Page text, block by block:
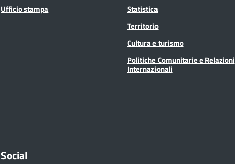
Ufficio stampa
Statistica
Territorio
Cultura e turismo
Politiche Comunitarie e Relazioni
Internazionali
Social